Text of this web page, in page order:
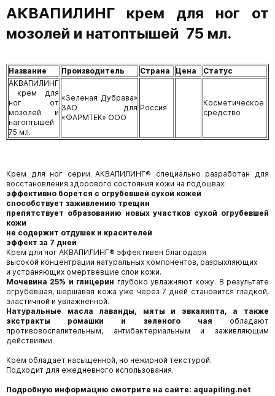
АКВАПИЛИНГ крем для ног от
мозолей и натоптышей 75 мл.
Название Производитель Страна Цена
Статус
АКВАПИЛИНГ
крем для
ног от
мозолей и
натоптышей
75 мл.
«Зеленая Дубрава»
ЗАО для
«ФАРМТЕК» ООО
Россия
Косметическое
средство
Крем для ног серии АКВАПИЛИНГ® специально разработан для
восстановления здорового состояния кожи на подошвах:
эффективно борется с огрубевшей сухой кожей
способствует заживлению трещин
препятствует образованию новых участков сухой огрубевшей
кожи
не содержит отдушек и красителей
эффект за 7 дней
Крем для ног АКВАПИЛИНГ® эффективен благодаря
высокой концентрации натуральных компонентов, разрыхляющих
и устраняющих омертвевшие слои кожи.
Мочевина 25% и глицерин глубоко увлажняют кожу. В результате
огрубевшая, шершавая кожа уже через 7 дней становится гладкой,
эластичной и увлажненной.
Натуральные масла лаванды, мяты и эвкалипта, а также
экстракты ромашки и зеленого чая обладают
противовоспалительным, антибактериальным и заживляющим
действиями.
Крем обладает насыщенной, но нежирной текстурой.
Подходит для ежедневного использования.
Подробную информацию смотрите на сайте: aquapiling.net